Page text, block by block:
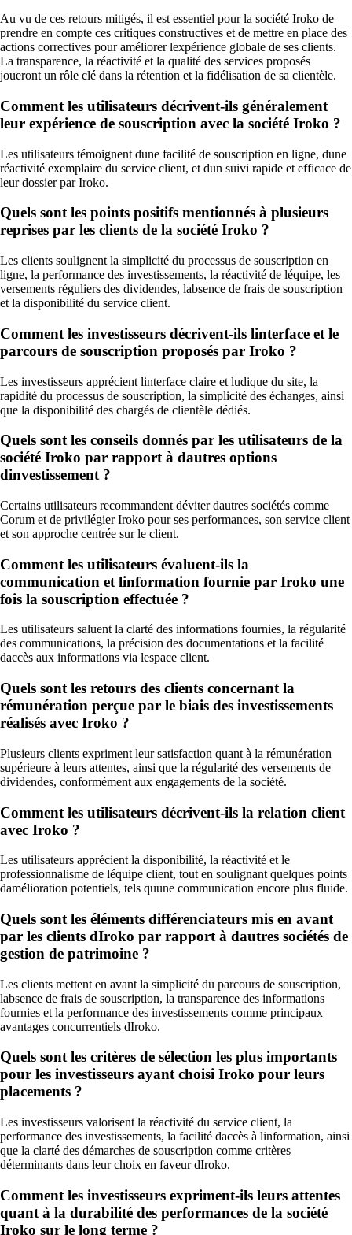
Au vu de ces retours mitigés, il est essentiel pour la société Iroko de
prendre en compte ces critiques constructives et de mettre en place des
actions correctives pour améliorer lexpérience globale de ses clients.
La transparence, la réactivité et la qualité des services proposés
joueront un rôle clé dans la rétention et la fidélisation de sa clientèle.
Comment les utilisateurs décrivent-ils généralement
leur expérience de souscription avec la société Iroko ?
Les utilisateurs témoignent dune facilité de souscription en ligne, dune
réactivité exemplaire du service client, et dun suivi rapide et efficace de
leur dossier par Iroko.
Quels sont les points positifs mentionnés à plusieurs
reprises par les clients de la société Iroko ?
Les clients soulignent la simplicité du processus de souscription en
ligne, la performance des investissements, la réactivité de léquipe, les
versements réguliers des dividendes, labsence de frais de souscription
et la disponibilité du service client.
Comment les investisseurs décrivent-ils linterface et le
parcours de souscription proposés par Iroko ?
Les investisseurs apprécient linterface claire et ludique du site, la
rapidité du processus de souscription, la simplicité des échanges, ainsi
que la disponibilité des chargés de clientèle dédiés.
Quels sont les conseils donnés par les utilisateurs de la
société Iroko par rapport à dautres options
dinvestissement ?
Certains utilisateurs recommandent déviter dautres sociétés comme
Corum et de privilégier Iroko pour ses performances, son service client
et son approche centrée sur le client.
Comment les utilisateurs évaluent-ils la
communication et linformation fournie par Iroko une
fois la souscription effectuée ?
Les utilisateurs saluent la clarté des informations fournies, la régularité
des communications, la précision des documentations et la facilité
daccès aux informations via lespace client.
Quels sont les retours des clients concernant la
rémunération perçue par le biais des investissements
réalisés avec Iroko ?
Plusieurs clients expriment leur satisfaction quant à la rémunération
supérieure à leurs attentes, ainsi que la régularité des versements de
dividendes, conformément aux engagements de la société.
Comment les utilisateurs décrivent-ils la relation client
avec Iroko ?
Les utilisateurs apprécient la disponibilité, la réactivité et le
professionnalisme de léquipe client, tout en soulignant quelques points
damélioration potentiels, tels quune communication encore plus fluide.
Quels sont les éléments différenciateurs mis en avant
par les clients dIroko par rapport à dautres sociétés de
gestion de patrimoine ?
Les clients mettent en avant la simplicité du parcours de souscription,
labsence de frais de souscription, la transparence des informations
fournies et la performance des investissements comme principaux
avantages concurrentiels dIroko.
Quels sont les critères de sélection les plus importants
pour les investisseurs ayant choisi Iroko pour leurs
placements ?
Les investisseurs valorisent la réactivité du service client, la
performance des investissements, la facilité daccès à linformation, ainsi
que la clarté des démarches de souscription comme critères
déterminants dans leur choix en faveur dIroko.
Comment les investisseurs expriment-ils leurs attentes
quant à la durabilité des performances de la société
Iroko sur le long terme ?